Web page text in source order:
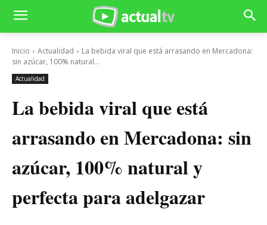
Inicio Actualidad
La bebida viral que está arrasando en Mercadona:
sin azúcar, 100% natural...
Actualidad
La bebida viral que está
arrasando en Mercadona: sin
azúcar, 100% natural y
perfecta para adelgazar